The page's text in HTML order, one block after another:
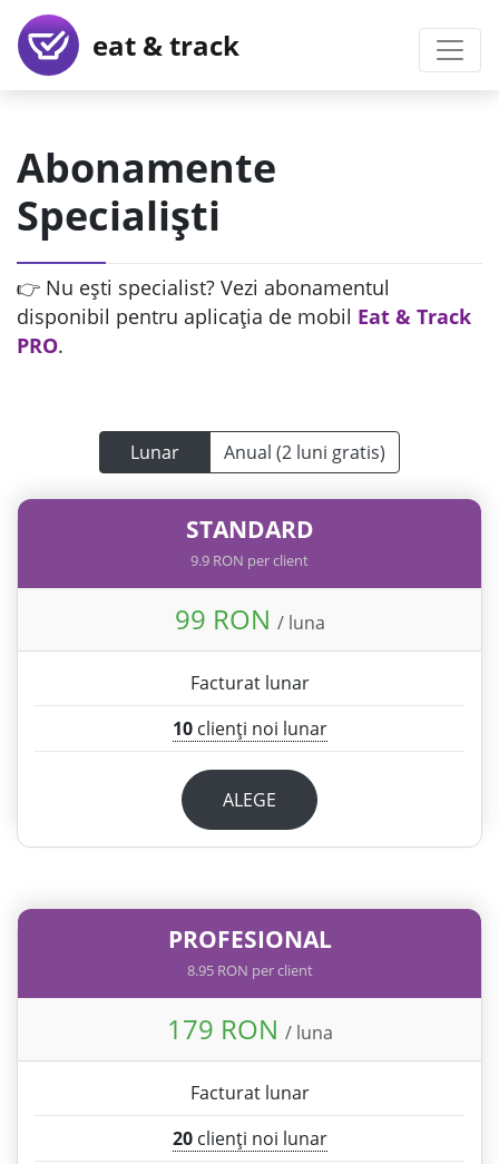
eat & track
Abonamente
Specialiști
👉 Nu ești specialist? Vezi abonamentul
disponibil pentru aplicația de mobil Eat & Track
PRO.
Lunar Anual (2 luni gratis)
STANDARD
9.9 RON per client
99 RON / luna
Facturat lunar
10clienți noi lunar
ALEGE
PROFESIONAL
8.95 RON per client
179 RON / luna
Facturat lunar
20clienți noi lunar